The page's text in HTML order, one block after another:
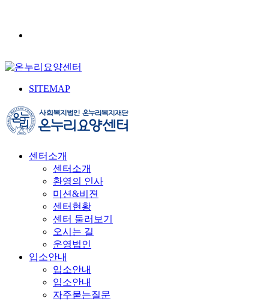
SITEMAP
센터소개
센터소개
환영의 인사
미션&비젼
센터현황
센터 둘러보기
오시는 길
운영법인
입소안내
입소안내
입소안내
자주묻는질문